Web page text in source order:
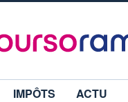
IMPÔTS ACTU